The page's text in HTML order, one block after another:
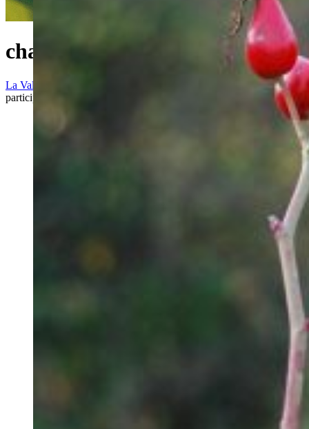
chantiers participatifs Tag
La Vallée du Gapeau en Transition
Posts tagged "chantiers
participatifs"